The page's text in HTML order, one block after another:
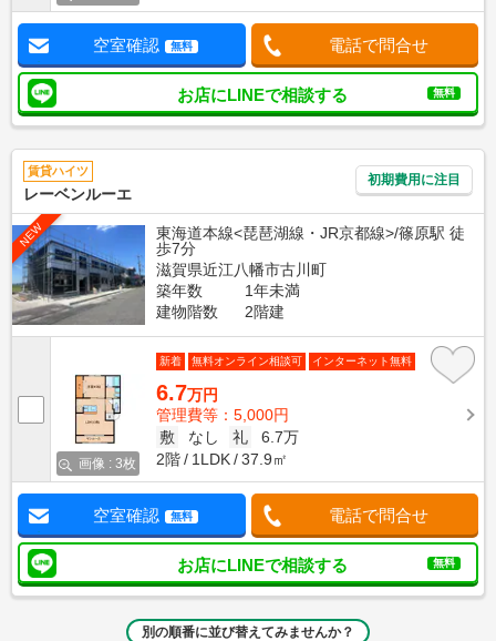
空室確認 無料 電話で問合せ
お店にLINEで相談する 無料
賃貸ハイツ
レーベンルーエ
初期費用に注目
NEW
東海道本線<琵琶湖線・JR京都線>/篠原駅 徒
歩7分
滋賀県近江八幡市古川町
築年数
1年未満
建物階数
2階建
画像 : 3枚
新着 無料オンライン相談可 インターネット無料
6.7万円
管理費等：5,000円
敷
なし 礼
6.7万
2階
1LDK 37.9㎡
空室確認 無料 電話で問合せ
お店にLINEで相談する 無料
別の順番に並び替えてみませんか？